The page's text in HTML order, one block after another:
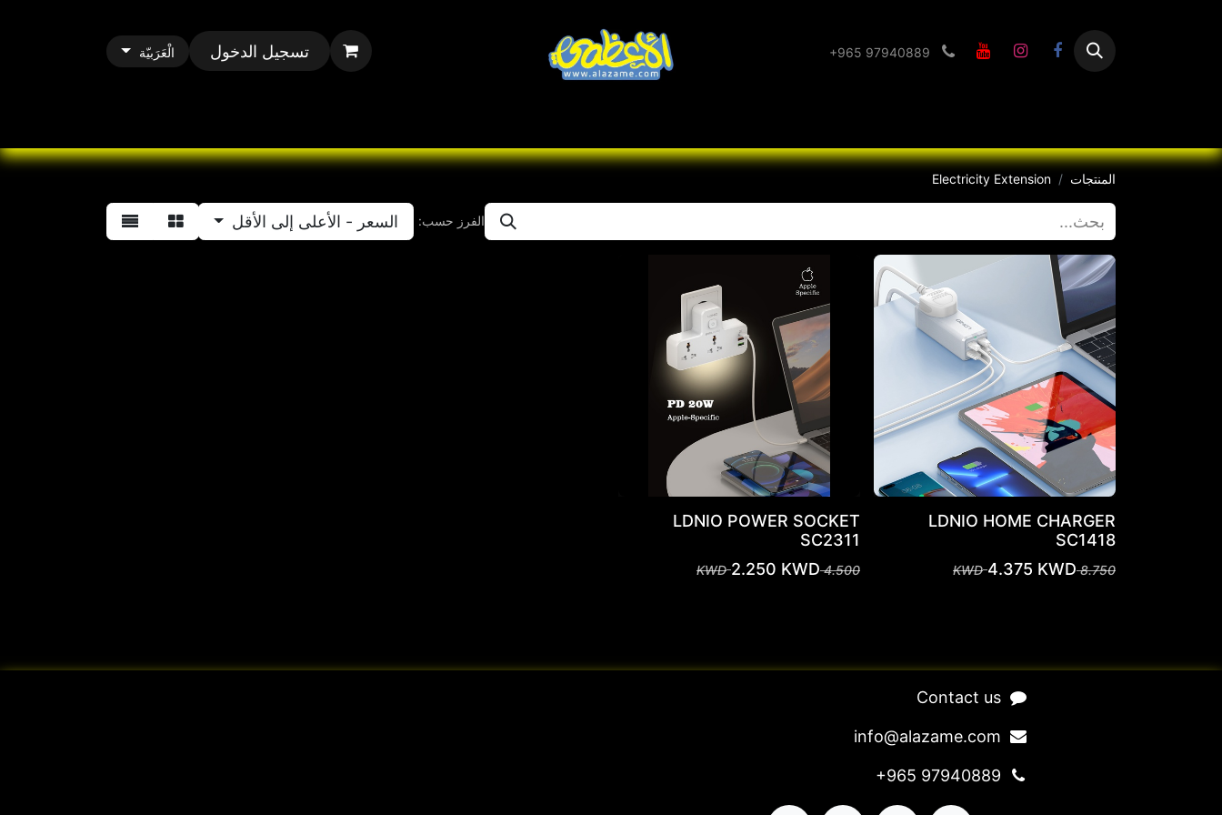
+965 97940889 تسجيل الدخول الْعَرَبيّة
المنتجات Electricity Extension
الفرز حسب: السعر - الأعلى إلى الأقل
LDNIO HOME CHARGER
SC1418
8.750
KWD
4.375 KWD
LDNIO POWER SOCKET
SC2311
4.500
KWD
2.250 KWD
​Contact us​
​​​​​​​​​​​​in​f​o​@​ala​z​a​m​e​.​c​o​m
+965 97940889